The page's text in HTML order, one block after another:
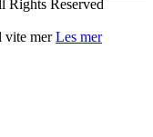
Rights Reserved
vite mer Les mer